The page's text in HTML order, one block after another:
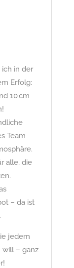
ich in der
Erfolg:
10 cm
Team
alle, die
– da ist
jedem
– ganz